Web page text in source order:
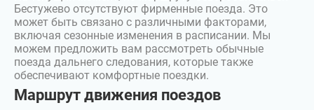
Бестужево отсутствуют фирменные поезда. Это
может быть связано с различными факторами,
включая сезонные изменения в расписании. Мы
можем предложить вам рассмотреть обычные
поезда дальнего следования, которые также
обеспечивают комфортные поездки.
Маршрут движения поездов